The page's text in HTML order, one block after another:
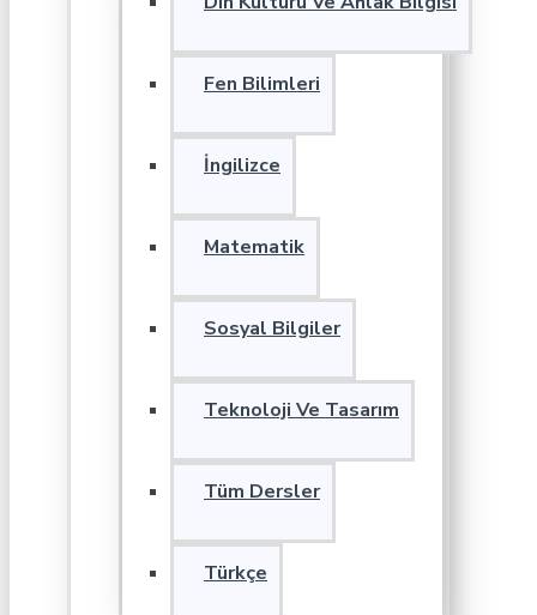
Fen Bilimleri
İngilizce
Matematik
Sosyal Bilgiler
Teknoloji Ve Tasarım
Tüm Dersler
Türkçe